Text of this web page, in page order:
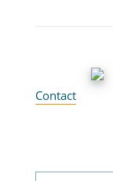
Contact